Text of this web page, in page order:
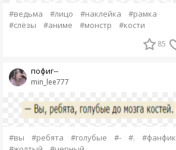
#ведьма #лицо #наклейка
#рамка
#слёзы
#аниме #монстр #кости
85
min_lee777
пофиг--
#вы #ребята #голубые #- #.
#фанфик